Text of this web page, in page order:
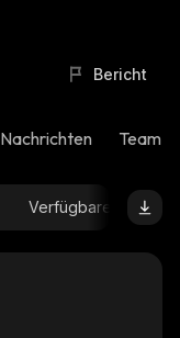
Bericht
Nachrichten Team-
Verfügbare Menge